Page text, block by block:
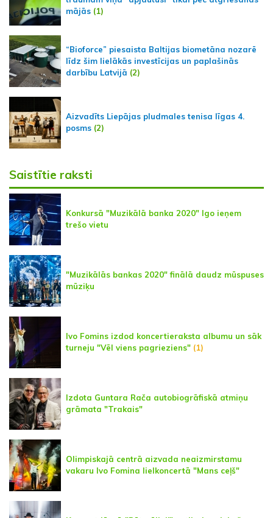
mājās (1)
“Bioforce” piesaista Baltijas biometāna nozarē
līdz šim lielākās investīcijas un paplašinās
darbību Latvijā (2)
Aizvadīts Liepājas pludmales tenisa līgas 4.
posms (2)
Saistītie raksti
Konkursā "Muzikālā banka 2020" Igo ieņem
trešo vietu
"Muzikālās bankas 2020" finālā daudz mūspuses
mūziķu
Ivo Fomins izdod koncertieraksta albumu un sāk
turneju "Vēl viens pagrieziens" (1)
Izdota Guntara Rača autobiogrāfiskā atmiņu
grāmata "Trakais"
Olimpiskajā centrā aizvada neaizmirstamu
vakaru Ivo Fomina lielkoncertā "Mans ceļš"